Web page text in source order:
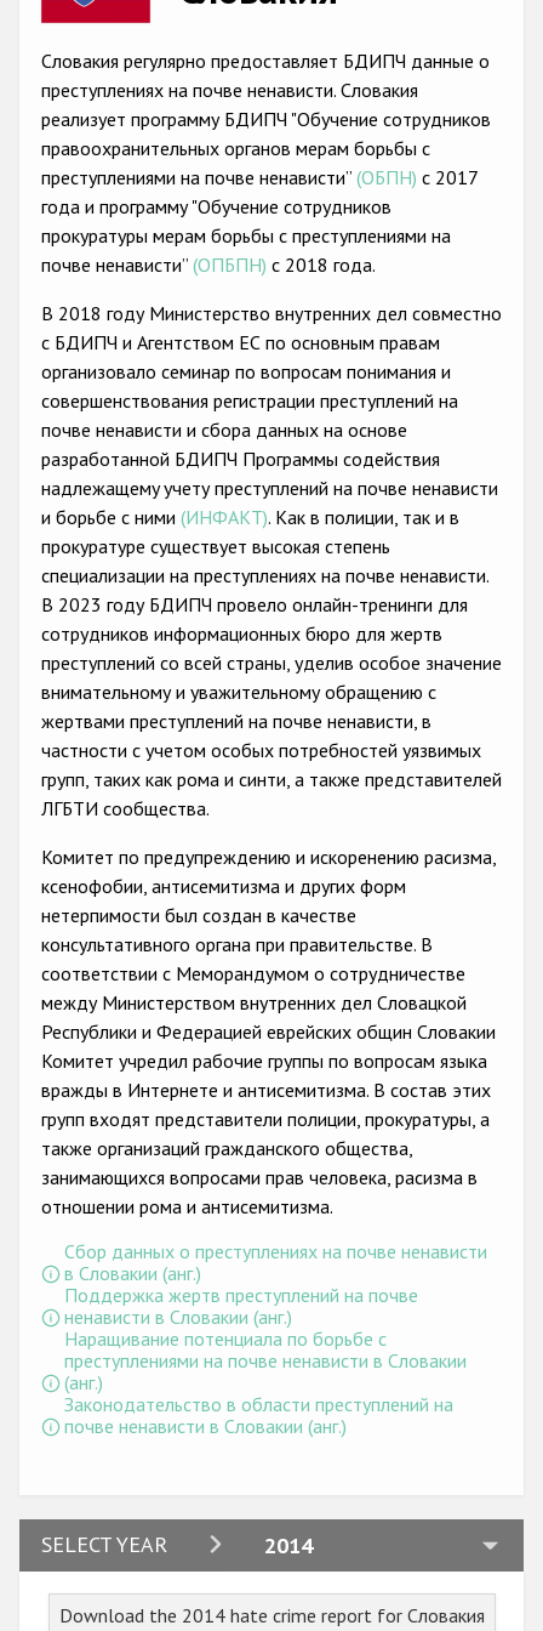
Anti-Roma hate crime
Anti-Semitic hate crime
Anti-Muslim hate crime
Anti-Christian hate crime
Other hate crime based on religion or belief
Anti-LGBTI hate crime
Проекты БДИПЧ
Организации гражданского общества
Государства-участники
Словакия регулярно предоставляет БДИПЧ данные о
преступлениях на почве ненависти. Словакия
реализует программу БДИПЧ "Обучение сотрудников
правоохранительных органов мерам борьбы с
преступлениями на почве ненависти” (ОБПН) с 2017
года и программу "Обучение сотрудников
прокуратуры мерам борьбы с преступлениями на
почве ненависти” (ОПБПН) с 2018 года.
В 2018 году Министерство внутренних дел совместно
с БДИПЧ и Агентством ЕС по основным правам
организовало семинар по вопросам понимания и
совершенствования регистрации преступлений на
почве ненависти и сбора данных на основе
разработанной БДИПЧ Программы содействия
надлежащемy учету преступлений на почве ненависти
и борьбе с ними (ИНФАКТ). Как в полиции, так и в
прокуратуре существует высокая степень
специализации на преступлениях на почве ненависти.
В 2023 году БДИПЧ провело онлайн-тренинги для
сотрудников информационных бюро для жертв
преступлений со всей страны, уделив особое значение
внимательному и уважительному обращению с
жертвами преступлений на почве ненависти, в
частности с учетом особых потребностей уязвимых
групп, таких как рома и синти, а также представителей
ЛГБТИ сообщества.
Комитет по предупреждению и искоренению расизма,
ксенофобии, антисемитизма и других форм
нетерпимости был создан в качестве
консультативного органа при правительстве. В
соответствии с Меморандумом о сотрудничестве
между Министерством внутренних дел Словацкой
Республики и Федерацией еврейских общин Словакии
Комитет учредил рабочие группы по вопросам языка
вражды в Интернете и антисемитизма. В состав этих
групп входят представители полиции, прокуратуры, а
также организаций гражданского общества,
занимающихся вопросами прав человека, расизма в
отношении рома и антисемитизма.
Сбор данных о преступлениях на почве ненависти
в Словакии (анг.)
Поддержка жертв преступлений на почве
ненависти в Словакии (анг.)
Наращивание потенциала по борьбе с
преступлениями на почве ненависти в Словакии
(анг.)
Законодательство в области преступлений на
почве ненависти в Словакии (анг.)
SELECT YEAR 2014
2024
Download the 2014 hate crime report for Словакия